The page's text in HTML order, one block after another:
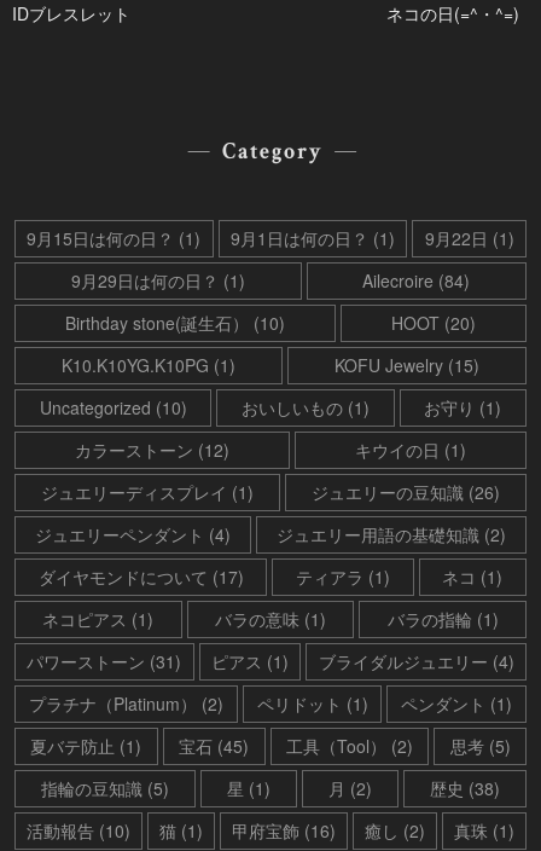
IDブレスレット ネコの日(=^・^=)
Category
9月15日は何の日？ (1) 9月1日は何の日？ (1)
9月22日 (1)
9月29日は何の日？ (1)
Ailecroire (84)
Birthday stone(誕生石） (10)
HOOT (20)
K10.K10YG.K10PG (1)
KOFU Jewelry (15)
Uncategorized (10)
おいしいもの (1)
お守り (1)
カラーストーン (12)
キウイの日 (1)
ジュエリーディスプレイ (1)
ジュエリーの豆知識 (26)
ジュエリーペンダント (4)
ジュエリー用語の基礎知識 (2)
ダイヤモンドについて (17)
ティアラ (1)
ネコ (1)
ネコピアス (1)
バラの意味 (1)
バラの指輪 (1)
パワーストーン (31)
ピアス (1)
ブライダルジュエリー (4)
プラチナ（Platinum） (2)
ペリドット (1)
ペンダント (1)
夏バテ防止 (1)
宝石 (45) 工具（Tool） (2)
思考 (5)
指輪の豆知識 (5)
星 (1) 月 (2)
歴史 (38)
活動報告 (10)
猫 (1) 甲府宝飾 (16) 癒し (2)
真珠 (1)